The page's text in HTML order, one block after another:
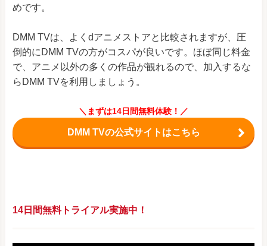
めです。
DMM TVは、よくdアニメストアと比較されますが、圧
倒的にDMM TVの方がコスパが良いです。ほぼ同じ料金
で、アニメ以外の多くの作品が観れるので、加入するな
らDMM TVを利用しましょう。
＼まずは14日間無料体験！／
DMM TVの公式サイトはこちら
14日間無料トライアル実施中！